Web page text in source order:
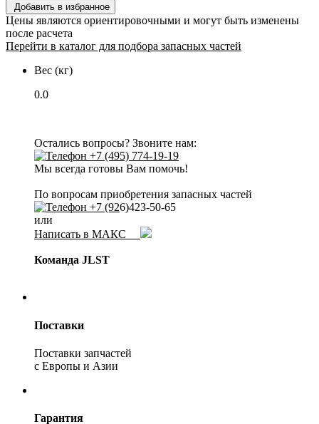
Добавить в избранное
Цены являются ориентировочными и могут быть изменены
после расчета
Перейти в каталог для подбора запасных частей
Вес (кг)
0.0
Остались вопросы? Звоните нам:
+7 (495) 774-19-19
Мы всегда готовы Вам помочь!
По вопросам приобретения запасных частей
+7 (926)423-50-65
или
Написать в МАКС
Команда JLST
Поставки
Поставки запчастей
с Европы и Азии
Гарантия